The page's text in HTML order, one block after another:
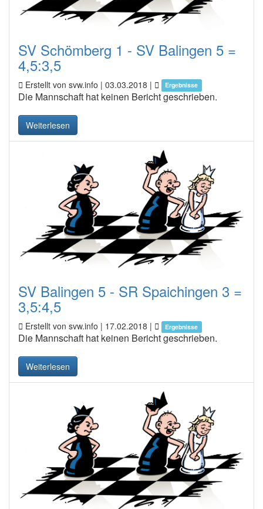
SV Schömberg 1 - SV Balingen 5 =
4,5:3,5
Erstellt von svw.info | 03.03.2018 | Ergebnisse
Die Mannschaft hat keinen Bericht geschrieben.
Weiterlesen
SV Balingen 5 - SR Spaichingen 3 =
3,5:4,5
Erstellt von svw.info | 17.02.2018 | Ergebnisse
Die Mannschaft hat keinen Bericht geschrieben.
Weiterlesen